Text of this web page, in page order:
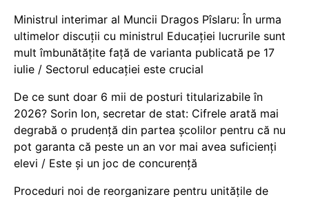
Ministrul interimar al Muncii Dragos Pîslaru: În urma
ultimelor discuții cu ministrul Educației lucrurile sunt
mult îmbunătățite față de varianta publicată pe 17
iulie / Sectorul educației este crucial
De ce sunt doar 6 mii de posturi titularizabile în
2026? Sorin Ion, secretar de stat: Cifrele arată mai
degrabă o prudență din partea școlilor pentru că nu
pot garanta că peste un an vor mai avea suficienți
elevi / Este și un joc de concurență
Proceduri noi de reorganizare pentru unitățile de